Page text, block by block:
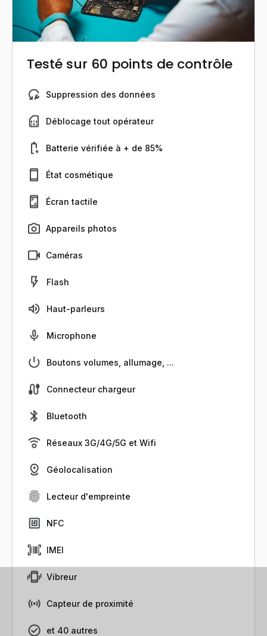
Testé sur 60 points de contrôle
Suppression des données
Déblocage tout opérateur
Batterie vérifiée à + de 85%
État cosmétique
Écran tactile
Appareils photos
Caméras
Flash
Haut-parleurs
Microphone
Boutons volumes, allumage, ...
Connecteur chargeur
Bluetooth
Réseaux 3G/4G/5G et Wifi
Géolocalisation
Lecteur d'empreinte
NFC
IMEI
Vibreur
Capteur de proximité
et 40 autres